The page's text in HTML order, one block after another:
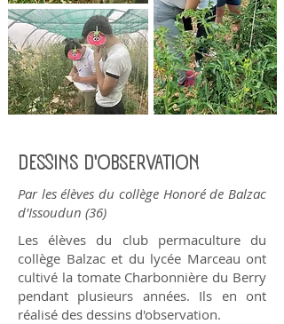
DESSINS D'OBSERVATION
Par les élèves du collège Honoré de Balzac
d'Issoudun (36)
Les élèves du club permaculture du
collège Balzac et du lycée Marceau ont
cultivé la tomate Charbonnière du Berry
pendant plusieurs années. Ils en ont
réalisé des dessins d'observation.